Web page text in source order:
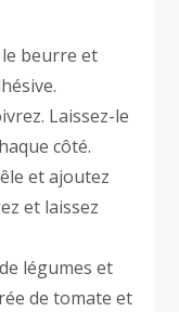
beurre et
Laissez-le
côté.
et ajoutez
et laissez
légumes et
de tomate et